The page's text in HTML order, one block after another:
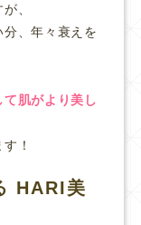
、
、年々衰えを
肌がより美し
！
HARI美